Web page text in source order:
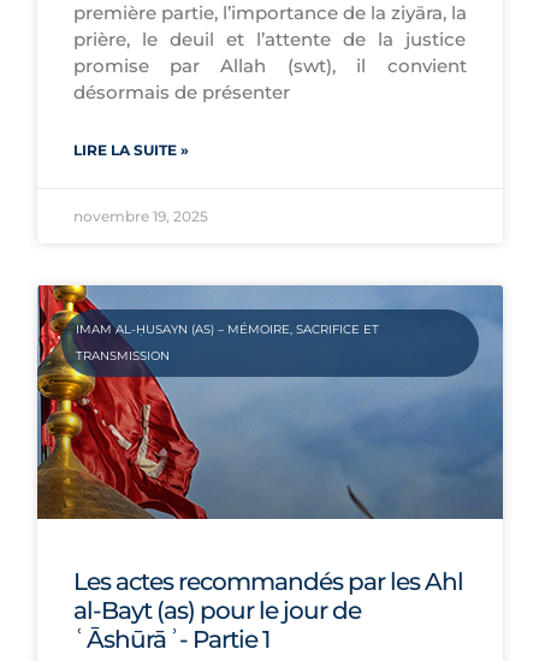
première partie, l’importance de la ziyāra, la
prière, le deuil et l’attente de la justice
promise par Allah (swt), il convient
désormais de présenter
LIRE LA SUITE »
novembre 19, 2025
IMAM AL-ḤUSAYN (AS) – MÉMOIRE, SACRIFICE ET
TRANSMISSION
Les actes recommandés par les Ahl
al-Bayt (as) pour le jour de
ʿĀshūrāʾ- Partie 1